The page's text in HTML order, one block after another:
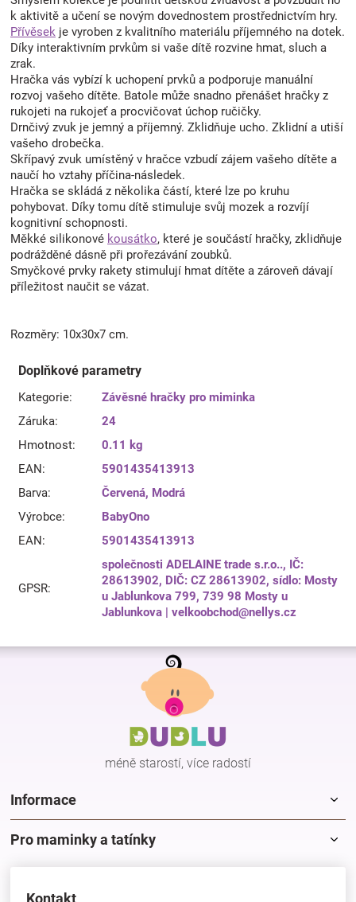
k aktivitě a učení se novým dovednostem prostřednictvím hry.
Přívěsek je vyroben z kvalitního materiálu příjemného na dotek.
Díky interaktivním prvkům si vaše dítě rozvine hmat, sluch a
zrak.
Hračka vás vybízí k uchopení prvků a podporuje manuální
rozvoj vašeho dítěte. Batole může snadno přenášet hračky z
rukojeti na rukojeť a procvičovat úchop ručičky.
Drnčivý zvuk je jemný a příjemný. Zklidňuje ucho. Zklidní a utiší
vašeho drobečka.
Skřípavý zvuk umístěný v hračce vzbudí zájem vašeho dítěte a
naučí ho vztahy příčina-následek.
Hračka se skládá z několika částí, které lze po kruhu
pohybovat. Díky tomu dítě stimuluje svůj mozek a rozvíjí
kognitivní schopnosti.
Měkké silikonové kousátko, které je součástí hračky, zklidňuje
podrážděné dásně při prořezávání zoubků.
Smyčkové prvky rakety stimulují hmat dítěte a zároveň dávají
příležitost naučit se vázat.
Rozměry: 10x30x7 cm.
Doplňkové parametry
Kategorie:
Závěsné hračky pro miminka
Záruka:
24
Hmotnost:
0.11 kg
EAN:
5901435413913
Barva: Červená, Modrá
Výrobce:
BabyOno
EAN: 5901435413913
GPSR:
společnosti ADELAINE trade s.r.o.., IČ:
28613902, DIČ: CZ 28613902, sídlo: Mosty
u Jablunkova 799, 739 98 Mosty u
Jablunkova | velkoobchod@nellys.cz
Z
méně starostí, více radostí
Informace
Pro maminky a tatínky
Kontakt